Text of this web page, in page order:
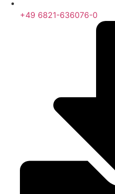
+49 6821-636076-0